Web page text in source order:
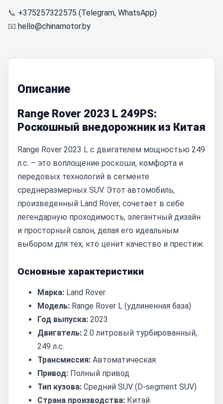
📞 +375257322575 (Telegram, WhatsApp)
📧 hello@chinamotor.by
Описание
Range Rover 2023 L 249PS:
Роскошный внедорожник из Китая
Range Rover 2023 L с двигателем мощностью 249
л.с. – это воплощение роскоши, комфорта и
передовых технологий в сегменте
среднеразмерных SUV. Этот автомобиль,
произведенный Land Rover, сочетает в себе
легендарную проходимость, элегантный дизайн
и просторный салон, делая его идеальным
выбором для тех, кто ценит качество и престиж.
Основные характеристики
Марка: Land Rover
Модель: Range Rover L (удлиненная база)
Год выпуска: 2023
Двигатель: 2.0 литровый турбированный,
249 л.с.
Трансмиссия: Автоматическая
Привод: Полный привод
Тип кузова: Средний SUV (D-segment SUV)
Страна производства: Китай